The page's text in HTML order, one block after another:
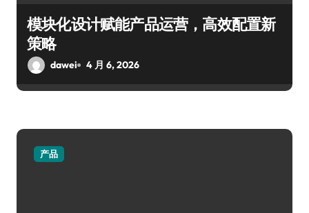
模块化设计赋能产品运营，高效配置新
策略
dawei 4 月 6, 2026
产品